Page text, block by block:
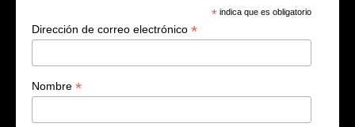
* indica que es obligatorio
Dirección de correo electrónico *
Nombre *